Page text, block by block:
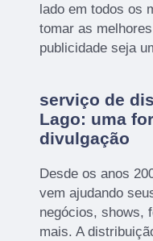
lado em todos os
tomar as
publicidade seja
serviço de
Lago: uma
divulgação
Desde os anos
vem ajudando
negócios, shows,
mais. A